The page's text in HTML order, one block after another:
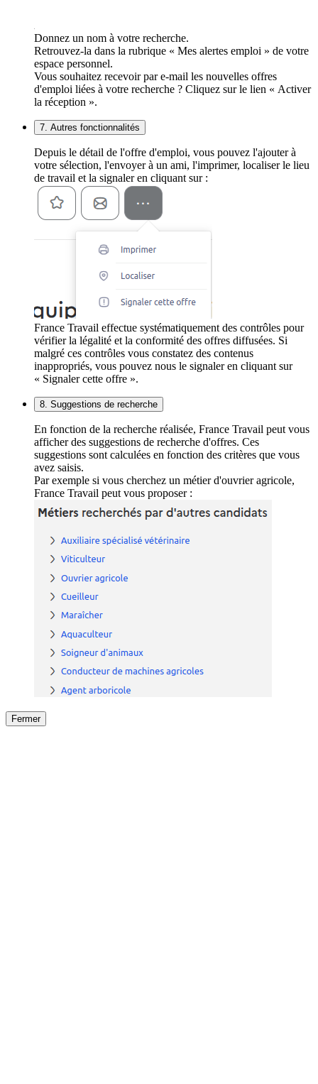
Donnez un nom à votre recherche.
Retrouvez-la dans la rubrique « Mes alertes emploi » de votre
espace personnel.
Vous souhaitez recevoir par e-mail les nouvelles offres
d'emploi liées à votre recherche ? Cliquez sur le lien « Activer
la réception ».
7. Autres fonctionnalités
Depuis le détail de l'offre d'emploi, vous pouvez l'ajouter à
votre sélection, l'envoyer à un ami, l'imprimer, localiser le lieu
de travail et la signaler en cliquant sur :
France Travail effectue systématiquement des contrôles pour
vérifier la légalité et la conformité des offres diffusées. Si
malgré ces contrôles vous constatez des contenus
inappropriés, vous pouvez nous le signaler en cliquant sur
« Signaler cette offre ».
8. Suggestions de recherche
En fonction de la recherche réalisée, France Travail peut vous
afficher des suggestions de recherche d'offres. Ces
suggestions sont calculées en fonction des critères que vous
avez saisis.
Par exemple si vous cherchez un métier d'ouvrier agricole,
France Travail peut vous proposer :
Fermer